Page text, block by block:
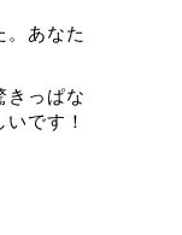
。あなた
きっぱな
です！